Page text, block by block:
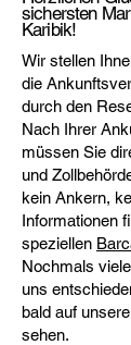
sichersten
Karibik!
Wir stellen
die
durch den
Nach Ihrer
müssen Sie
und
kein Ankern,
Informationen
speziellen
Nochmals
uns
bald auf
sehen.